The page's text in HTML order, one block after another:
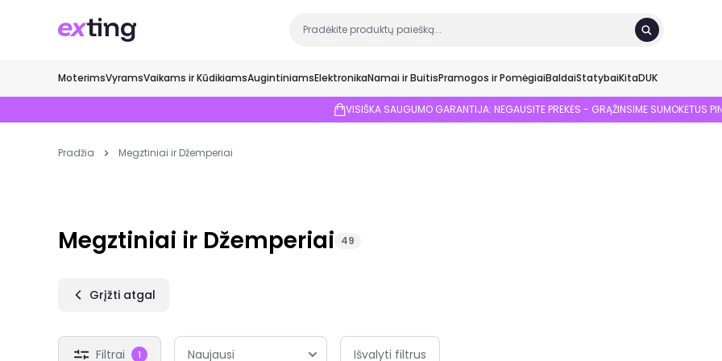
MoterimsVyramsVaikams ir KūdikiamsAugintiniamsElektronikaNamai ir BuitisPramogos ir PomėgiaiBaldaiStatybaiKitaDUK
VISIŠKA SAUGUMO GARANTIJA: NEGAUSITE PREKĖS - GRĄŽINSIME SUMOKĖTUS
Pradžia Megztiniai ir Džemperiai
Megztiniai ir Džemperiai 49
Grįžti atgal
Filtrai 1 Išvalyti filtrus